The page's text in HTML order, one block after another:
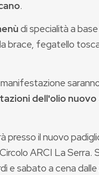
.
di specialità a
brace, fegatello
dell'olio nuovo
presso il nuovo
ARCI La Serra.
e sabato a cena